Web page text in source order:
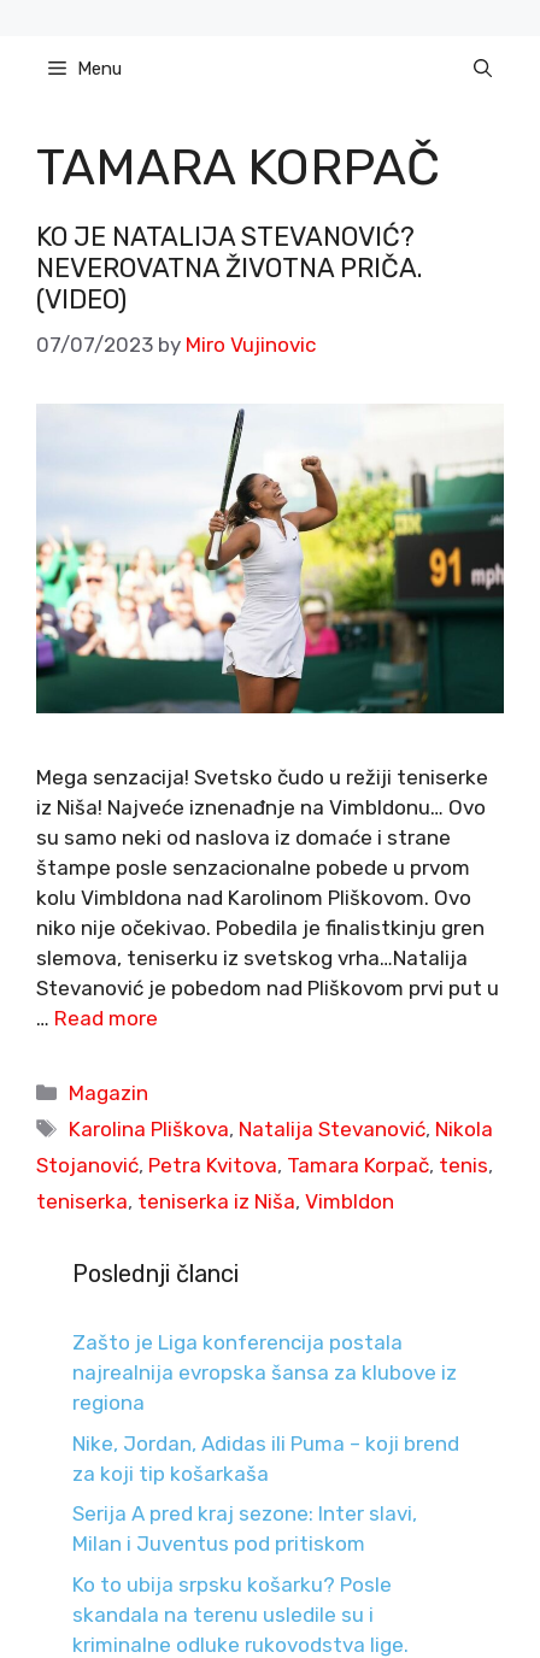
content Menu
TAMARA KORPAČ
KO JE NATALIJA STEVANOVIĆ?
NEVEROVATNA ŽIVOTNA PRIČA.
(VIDEO)
07/07/2023 by Miro Vujinovic
Mega senzacija! Svetsko čudo u režiji teniserke
iz Niša! Najveće iznenađnje na Vimbldonu… Ovo
su samo neki od naslova iz domaće i strane
štampe posle senzacionalne pobede u prvom
kolu Vimbldona nad Karolinom Pliškovom. Ovo
niko nije očekivao. Pobedila je finalistkinju gren
slemova, teniserku iz svetskog vrha…Natalija
Stevanović je pobedom nad Pliškovom prvi put u
… Read more
Categories
Magazin
Tags
Karolina Pliškova, Natalija Stevanović, Nikola
Stojanović, Petra Kvitova, Tamara Korpač, tenis,
teniserka, teniserka iz Niša, Vimbldon
Poslednji članci
Zašto je Liga konferencija postala
najrealnija evropska šansa za klubove iz
regiona
Nike, Jordan, Adidas ili Puma – koji brend
za koji tip košarkaša
Serija A pred kraj sezone: Inter slavi,
Milan i Juventus pod pritiskom
Ko to ubija srpsku košarku? Posle
skandala na terenu usledile su i
kriminalne odluke rukovodstva lige.